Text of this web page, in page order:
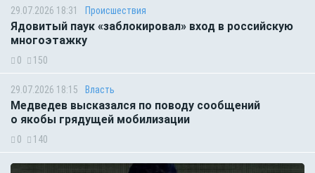
29.07.2026 18:31 Происшествия
Ядовитый паук «заблокировал» вход в российскую
многоэтажку
0 150
29.07.2026 18:15 Власть
Медведев высказался по поводу сообщений
о якобы грядущей мобилизации
0 140